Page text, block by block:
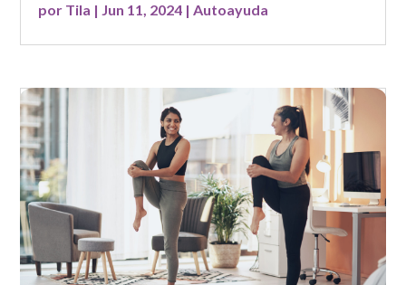
por Tila | Jun 11, 2024 |Autoayuda